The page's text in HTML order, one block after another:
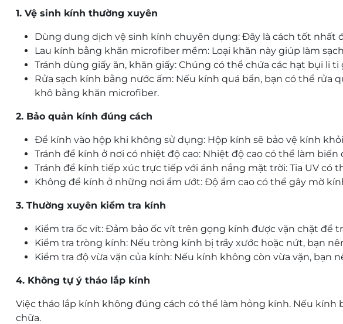
1. Vệ sinh kính thường xuyên
Dùng dung dịch vệ sinh kính chuyên dụng: Đây là cách tốt nhất
Lau kính bằng khăn microfiber mềm: Loại khăn này giúp làm
Tránh dùng giấy ăn, khăn giấy: Chúng có thể chứa các hạt bụi li ti
Rửa sạch kính bằng nước ấm: Nếu kính quá bẩn, bạn có thể rửa
khô bằng khăn microfiber.
2. Bảo quản kính đúng cách
Để kính vào hộp khi không sử dụng: Hộp kính sẽ bảo vệ kính
Tránh để kính ở nơi có nhiệt độ cao: Nhiệt độ cao có thể làm
Tránh để kính tiếp xúc trực tiếp với ánh nắng mặt trời: Tia UV có
Không để kính ở những nơi ẩm ướt: Độ ẩm cao có thể gây mờ
3. Thường xuyên kiểm tra kính
Kiểm tra ốc vít: Đảm bảo ốc vít trên gọng kính được vặn chặt để
Kiểm tra tròng kính: Nếu tròng kính bị trầy xước hoặc nứt, bạn
Kiểm tra độ vừa vặn của kính: Nếu kính không còn vừa vặn, bạn
4. Không tự ý tháo lắp kính
Việc tháo lắp kính không đúng cách có thể làm hỏng kính. Nếu kính
chữa.